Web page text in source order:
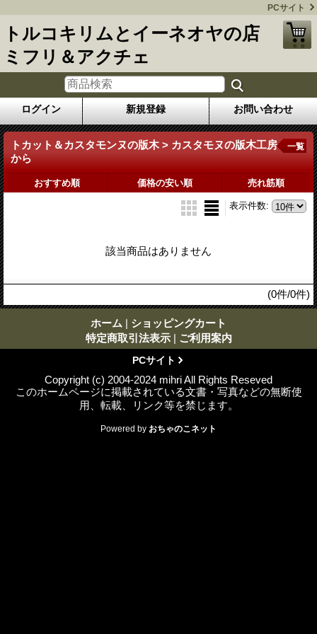
PCサイト
トルコキリムとイーネオヤの店
ミフリ＆アクチェ
ログイン 新規登録 お問い合わせ
トカット＆カスタモンヌの版木 > カスタモヌの版木工房
から
一覧
おすすめ順 価格の安い順 売れ筋順
表示件数:
該当商品はありません
(0件/0件)
ホーム | ショッピングカート
特定商取引法表示 | ご利用案内
PCサイト
Copyright (c) 2004-2024 mihri All Rights Reseved
このホームページに掲載されている文書・写真などの無断使
用、転載、リンク等を禁じます。
Powered by おちゃのこネット